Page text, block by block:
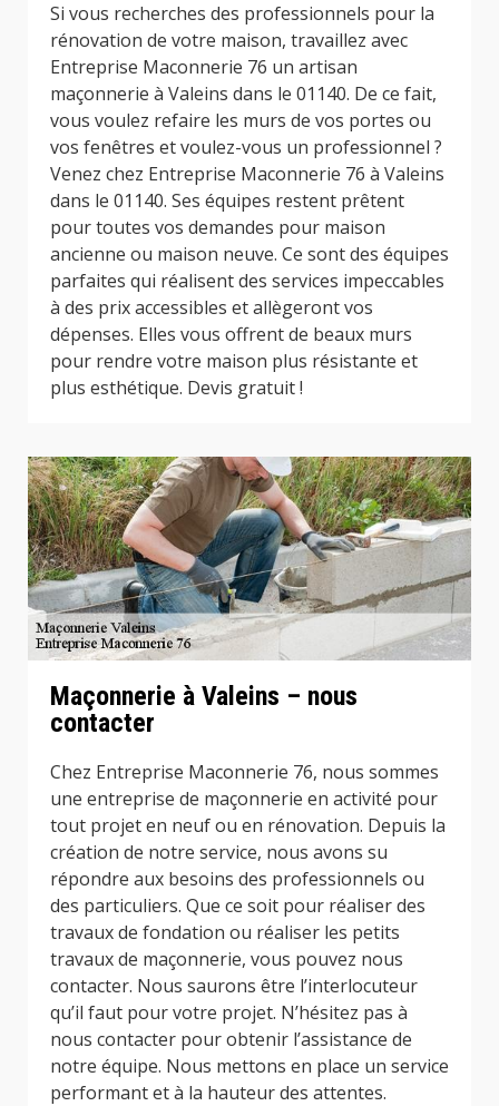
Si vous recherches des professionnels pour la
rénovation de votre maison, travaillez avec
Entreprise Maconnerie 76 un artisan
maçonnerie à Valeins dans le 01140. De ce fait,
vous voulez refaire les murs de vos portes ou
vos fenêtres et voulez-vous un professionnel ?
Venez chez Entreprise Maconnerie 76 à Valeins
dans le 01140. Ses équipes restent prêtent
pour toutes vos demandes pour maison
ancienne ou maison neuve. Ce sont des équipes
parfaites qui réalisent des services impeccables
à des prix accessibles et allègeront vos
dépenses. Elles vous offrent de beaux murs
pour rendre votre maison plus résistante et
plus esthétique. Devis gratuit !
Maçonnerie à Valeins – nous
contacter
Chez Entreprise Maconnerie 76, nous sommes
une entreprise de maçonnerie en activité pour
tout projet en neuf ou en rénovation. Depuis la
création de notre service, nous avons su
répondre aux besoins des professionnels ou
des particuliers. Que ce soit pour réaliser des
travaux de fondation ou réaliser les petits
travaux de maçonnerie, vous pouvez nous
contacter. Nous saurons être l’interlocuteur
qu’il faut pour votre projet. N’hésitez pas à
nous contacter pour obtenir l’assistance de
notre équipe. Nous mettons en place un service
performant et à la hauteur des attentes.